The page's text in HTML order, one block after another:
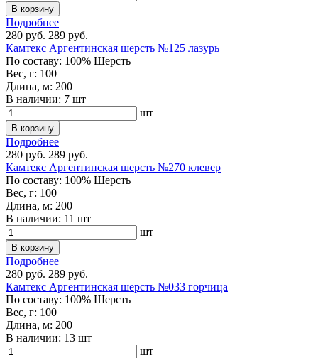
В корзину
Подробнее
280 руб. 289 руб.
Камтекс Аргентинская шерсть №125 лазурь
По составу: 100% Шерсть
Вес, г: 100
Длина, м: 200
В наличии: 7 шт
шт
В корзину
Подробнее
280 руб. 289 руб.
Камтекс Аргентинская шерсть №270 клевер
По составу: 100% Шерсть
Вес, г: 100
Длина, м: 200
В наличии: 11 шт
шт
В корзину
Подробнее
280 руб. 289 руб.
Камтекс Аргентинская шерсть №033 горчица
По составу: 100% Шерсть
Вес, г: 100
Длина, м: 200
В наличии: 13 шт
шт